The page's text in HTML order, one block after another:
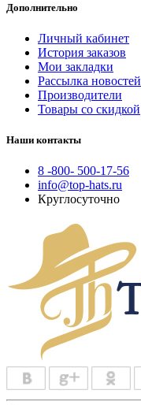
Дополнительно
Личный кабинет
История заказов
Мои закладки
Рассылка новостей
Производители
Товары со скидкой
Наши контакты
8 -800- 500-17-56
info@top-hats.ru
Круглосуточно